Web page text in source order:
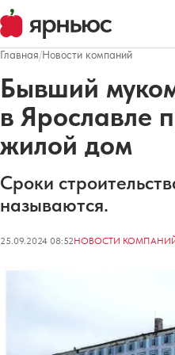
Главная/Новости компаний
Бывший
в Ярославле
жилой дом
Сроки
называются.
25.09.2024 08:52НОВОСТИ